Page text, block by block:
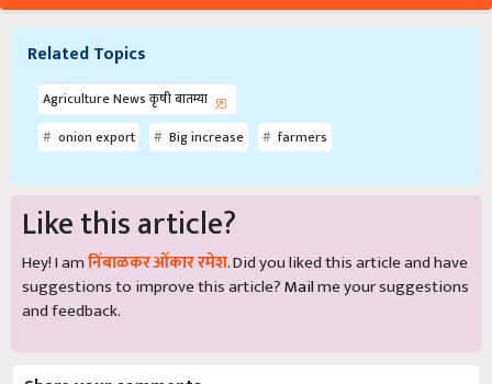
Related Topics
Agriculture News कृषी बातम्या
onion export
Big increase farmers
Like this article?
Hey! I amनिंबाळकर ओंकार रमेश. Did you liked this article and have
suggestions to improve this article?Mailme your suggestions
and feedback.